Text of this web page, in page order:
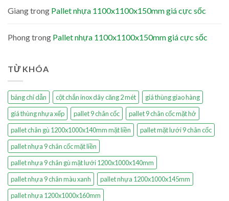
Giangtrong Pallet nhựa 1100x1100x150mm giá cực sốc
Phongtrong Pallet nhựa 1100x1100x150mm giá cực sốc
TỪ KHÓA
bảng chỉ dẫn cột chắn inox dây căng 2 mét
giá thùng giao hàng
giá thùng nhựa xếp
pallet 9 chân cốc
pallet 9 chân cốc mặt hở
pallet chân gù 1200x1000x140mm mặt liền
pallet mặt lưới 9 chân cốc
pallet nhựa 9 chân cốc mặt liền
pallet nhựa 9 chân gù mặt lưới 1200x1000x140mm
pallet nhựa 9 chân màu xanh
pallet nhựa 1200x1000x145mm
pallet nhựa 1200x1000x160mm